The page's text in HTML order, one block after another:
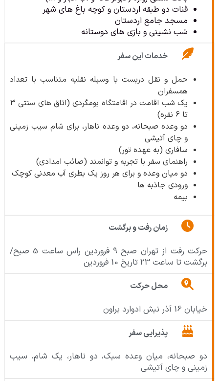
قنات دو طبقه اردستان و کوچه باغ های شهر
مسجد جامع اردستان
شب نشینی و بازی های دوستانه
خدمات این سفر
حمل و نقل دربست با وسیله نقلیه متناسب با تعداد
همسفران
یک شب اقامت در اقامتگاه بومگردی (اتاق های سنتی 3
تا 6 نفره)
دو وعده صبحانه، دو وعده ناهار، برای شام سیب زمینی
و چای آتیشی
سافاری (به عهده تور)
راهنمای سفر با تجربه و توانمند (صائب امدادی)
دو میان وعده و برای هر روز یک بطری آب معدنی کوچک
ورودی جاذبه ها
بیمه
زمان رفت و برگشت
حرکت رفت از تهران صبح 9 فروردین راس ساعت 5 صبح/
برگشت تا ساعت 23 تاریخ 10 فروردین
محل حرکت
خیابان 16 آذر نبش ادوارد براون
پذیرایی سفر
دو صبحانه، میان وعده سبک، دو ناهار، یک شام، سیب
زمینی و چای آتیشی